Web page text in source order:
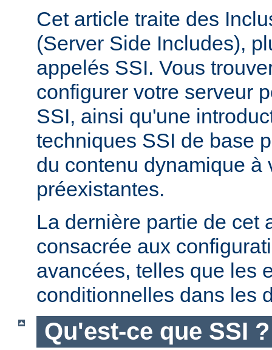
Cet article traite des
(Server Side Includes),
appelés SSI. Vous
configurer votre serveur
SSI, ainsi qu'une
techniques SSI de base
du contenu dynamique à
préexistantes.
La dernière partie de cet
consacrée aux
avancées, telles que les
conditionnelles dans les
Qu'est-ce que SSI ?